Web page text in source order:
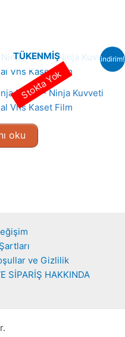
indirim!
TÜKENMIŞ
Force – Ninja Kuvveti
Vhs Kaset Film
oku
Stokta Yok
ve Gizlilik
SİPARİŞ HAKKINDA